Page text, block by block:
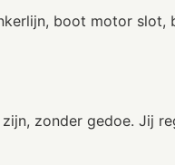
boot motor slot,
zonder gedoe. Jij